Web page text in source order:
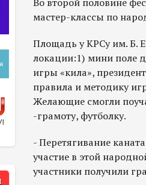
мастер-классы по
Площадь у КРСу им. Б.
локации:1) мини поле
игры «кила»,
правила и методику
Желающие смогли
-грамоту, футболку.
- Перетягивание
участие в этой
участники получили